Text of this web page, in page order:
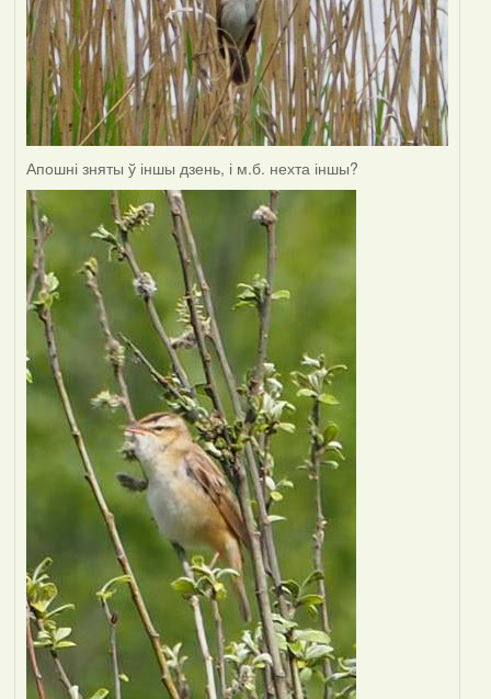
Апошні зняты ў іншы дзень, і м.б. нехта іншы?